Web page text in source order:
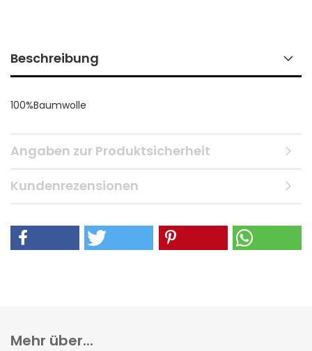
Beschreibung
100%Baumwolle
Angaben zur Produktsicherheit
Kundenrezensionen
Mehr über...